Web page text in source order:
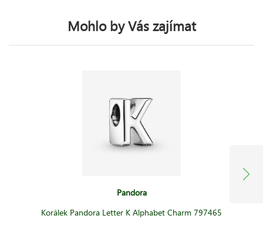
Mohlo by Vás zajímat
Pandora
Korálek Pandora Letter K Alphabet Charm 797465